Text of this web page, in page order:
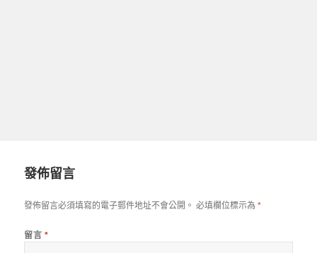
發佈留言
發佈留言必須填寫的電子郵件地址不會公開。 必填欄位標示為*
留言 *